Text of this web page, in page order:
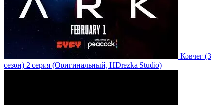
Ковчег (3
сезон) 2 серия (Оригинальный, HDrezka Studio)